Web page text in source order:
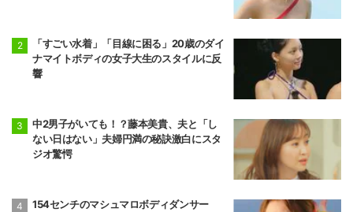
「すごい水着」「目線に困る」20歳のダイ
ナマイトボディの女子大生のスタイルに反
響
中2男子がいても！？藤本美貴、夫と「し
ない日はない」夫婦円満の秘訣激白にスタ
ジオ驚愕
154センチのマシュマロボディダンサー